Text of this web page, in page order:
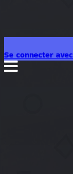
Se connecter